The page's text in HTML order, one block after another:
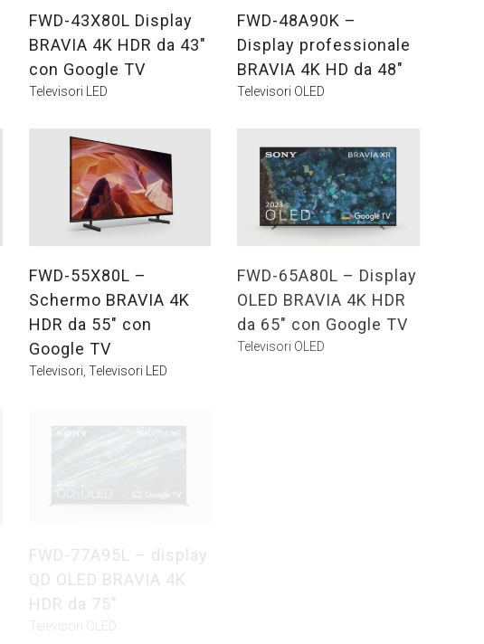
FWD-43X80L Display
BRAVIA 4K HDR da 43″
con Google TV
Televisori LED
FWD-48A90K –
Display professionale
BRAVIA 4K HD da 48″
Televisori OLED
FWD-55X80L –
Schermo BRAVIA 4K
HDR da 55″ con
Google TV
Televisori, Televisori LED
FWD-65A80L – Display
OLED BRAVIA 4K HDR
da 65″ con Google TV
Televisori OLED
FWD-77A95L – display
QD OLED BRAVIA 4K
HDR da 75″
Televisori OLED